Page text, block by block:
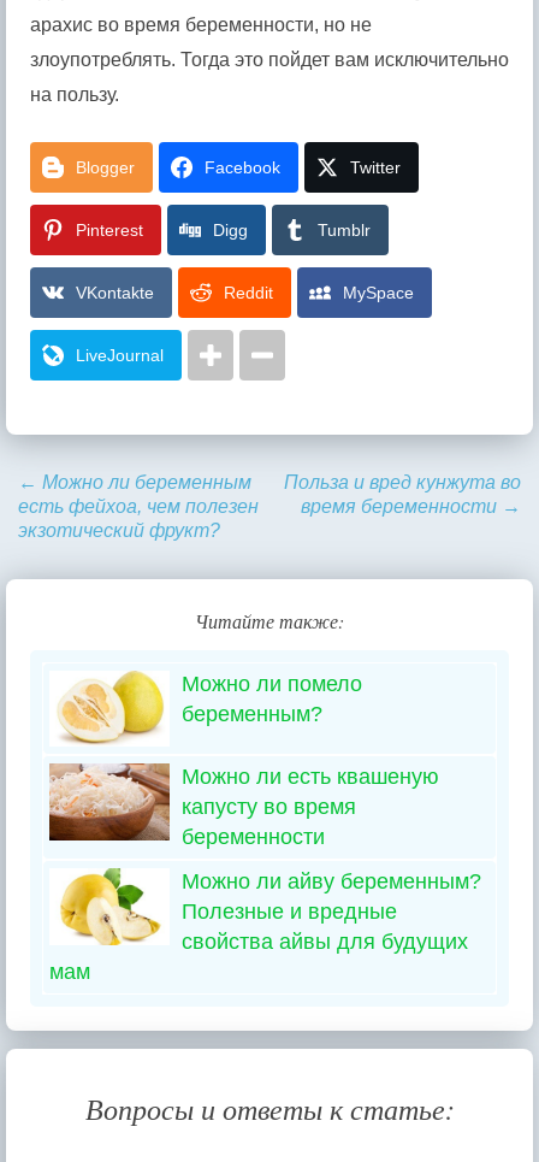
арахис во время беременности, но не
злоупотреблять. Тогда это пойдет вам исключительно
на пользу.
Blogger Facebook Twitter
Pinterest Digg Tumblr
VKontakte Reddit MySpace
LiveJournal
← Можно ли беременным
есть фейхоа, чем полезен
экзотический фрукт?
Польза и вред кунжута во
время беременности →
Читайте также:
Можно ли помело
беременным?
Можно ли есть квашеную
капусту во время
беременности
Можно ли айву беременным?
Полезные и вредные
свойства айвы для будущих
мам
Вопросы и ответы к статье: